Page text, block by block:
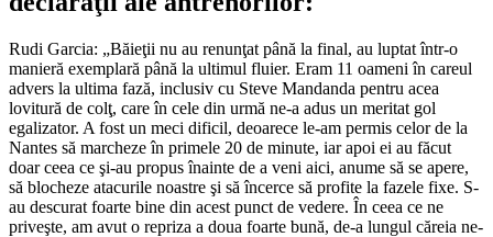
Rudi Garcia: „Băieţii nu au renunţat până la final, au luptat într-o
manieră exemplară până la ultimul fluier. Eram 11 oameni în careul
advers la ultima fază, inclusiv cu Steve Mandanda pentru acea
lovitură de colţ, care în cele din urmă ne-a adus un meritat gol
egalizator. A fost un meci dificil, deoarece le-am permis celor de la
Nantes să marcheze în primele 20 de minute, iar apoi ei au făcut
doar ceea ce şi-au propus înainte de a veni aici, anume să se apere,
să blocheze atacurile noastre şi să încerce să profite la fazele fixe. S-
au descurat foarte bine din acest punct de vedere. În ceea ce ne
priveşte, am avut o repriza a doua foarte bună, de-a lungul căreia ne-